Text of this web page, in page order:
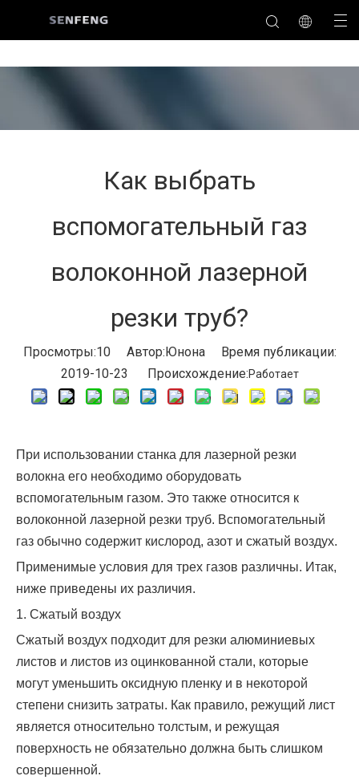
Как выбрать
вспомогательный газ
волоконной лазерной
резки труб?
Просмотры:10Автор:Юнона Время публикации:
2019-10-23 Происхождение:Работает
При использовании станка для лазерной резки
волокна его необходимо оборудовать
вспомогательным газом. Это также относится к
волоконной лазерной резки труб. Вспомогательный
газ обычно содержит кислород, азот и сжатый воздух.
Применимые условия для трех газов различны. Итак,
ниже приведены их различия.
1. Сжатый воздух
Сжатый воздух подходит для резки алюминиевых
листов и листов из оцинкованной стали, которые
могут уменьшить оксидную пленку и в некоторой
степени снизить затраты. Как правило, режущий лист
является относительно толстым, и режущая
поверхность не обязательно должна быть слишком
совершенной.